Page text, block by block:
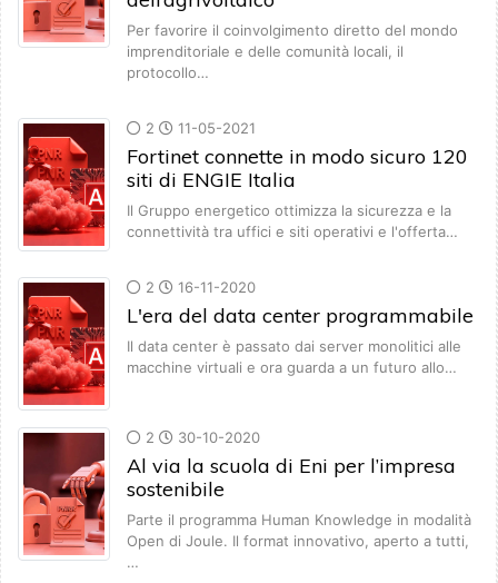
Per favorire il coinvolgimento diretto del mondo
imprenditoriale e delle comunità locali, il
protocollo…
2 11-05-2021
Fortinet connette in modo sicuro 120
siti di ENGIE Italia
Il Gruppo energetico ottimizza la sicurezza e la
connettività tra uffici e siti operativi e l'offerta…
2 16-11-2020
L'era del data center programmabile
Il data center è passato dai server monolitici alle
macchine virtuali e ora guarda a un futuro allo…
2 30-10-2020
Al via la scuola di Eni per l’impresa
sostenibile
Parte il programma Human Knowledge in modalità
Open di Joule. Il format innovativo, aperto a tutti,
…